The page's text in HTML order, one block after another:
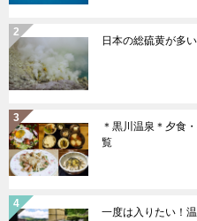
日本の総硫黄が多
＊黒川温泉＊夕食
覧
一度は入りたい！